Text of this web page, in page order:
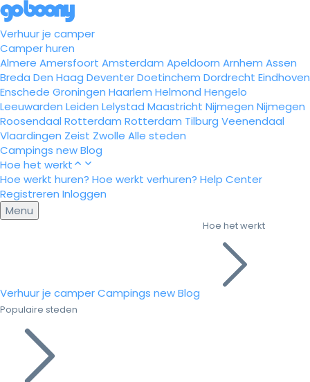
Verhuur je camper
Camper huren
Almere Amersfoort Amsterdam Apeldoorn Arnhem Assen
Breda Den Haag DeventerDoetinchem Dordrecht Eindhoven
Enschede Groningen Haarlem Helmond Hengelo
Leeuwarden Leiden Lelystad Maastricht Nijmegen Nijmegen
Roosendaal Rotterdam Rotterdam Tilburg Veenendaal
Vlaardingen Zeist Zwolle Alle steden
Campings newBlog
Hoe het werkt
Hoe werkt huren? Hoe werkt verhuren? Help Center
Registreren Inloggen
Menu
Verhuur je camperCampings newBlog
Hoe het werkt
Populaire steden